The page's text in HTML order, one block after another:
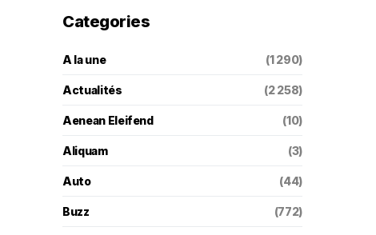
Categories
A la une (1 290)
Actualités (2 258)
Aenean Eleifend (10)
Aliquam (3)
Auto (44)
Buzz (772)